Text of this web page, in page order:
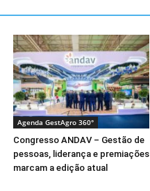
Agenda GestAgro 360°
Congresso ANDAV – Gestão de
pessoas, liderança e premiações
marcam a edição atual